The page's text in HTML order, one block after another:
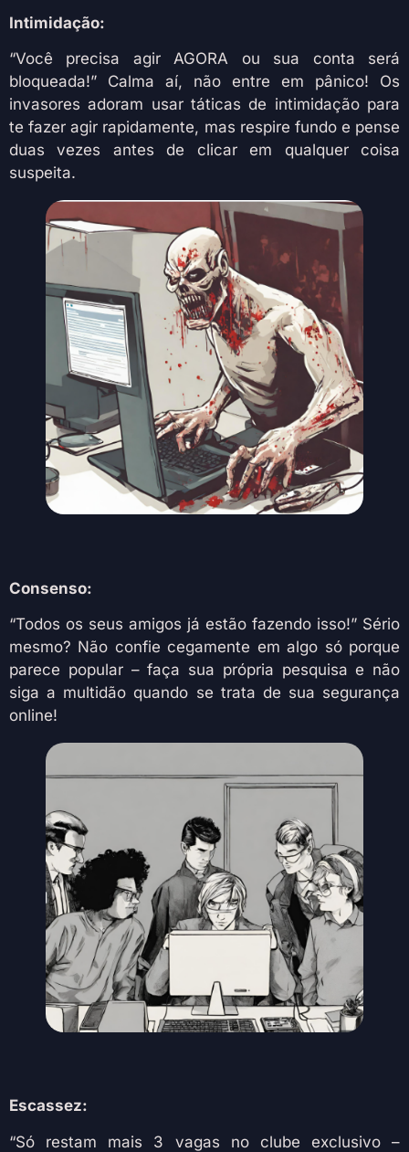
Intimidação:
“Você precisa agir AGORA ou sua conta será
bloqueada!” Calma aí, não entre em pânico! Os
invasores adoram usar táticas de intimidação para
te fazer agir rapidamente, mas respire fundo e pense
duas vezes antes de clicar em qualquer coisa
suspeita.
Consenso:
“Todos os seus amigos já estão fazendo isso!” Sério
mesmo? Não confie cegamente em algo só porque
parece popular – faça sua própria pesquisa e não
siga a multidão quando se trata de sua segurança
online!
Escassez:
“Só restam mais 3 vagas no clube exclusivo –